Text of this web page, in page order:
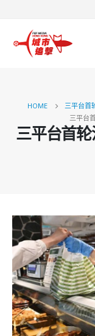
HOME 三平台首
三平台
三平台首